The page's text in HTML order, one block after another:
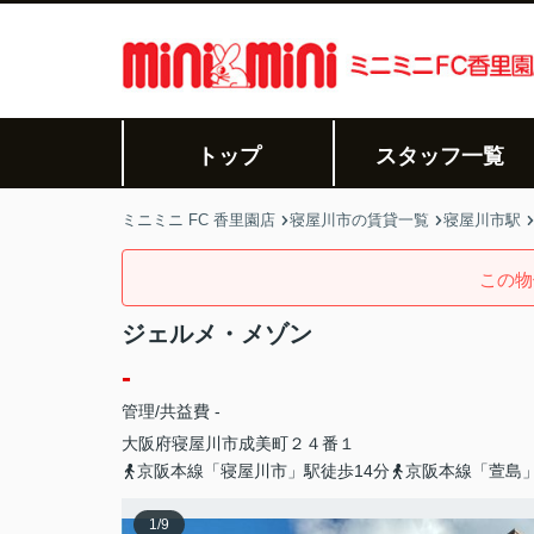
トップ スタッフ一覧
ミニミニ FC 香里園店 寝屋川市の賃貸一覧 寝屋川市駅
この
ジェルメ・メゾン
-
管理/共益費 -
大阪府寝屋川市成美町２４番１
京阪本線「寝屋川市」駅徒歩14分
京阪本線「萱島
1/9